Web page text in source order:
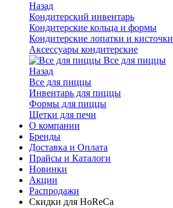
Назад
Кондитерский инвентарь
Кондитерские кольца и формы
Кондитерские лопатки и кисточки
Аксессуары кондитерские
Все для пиццы
Назад
Все для пиццы
Инвентарь для пиццы
Формы для пиццы
Щетки для печи
О компании
Бренды
Доставка и Оплата
Прайсы и Каталоги
Новинки
Акции
Распродажи
Скидки для HoReCa